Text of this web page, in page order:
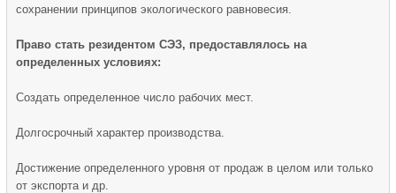
сохранении принципов экологического равновесия.
Право стать резидентом СЭЗ, предоставлялось на
определенных условиях:
Создать определенное число рабочих мест.
Долгосрочный характер производства.
Достижение определенного уровня от продаж в целом или только
от экспорта и др.